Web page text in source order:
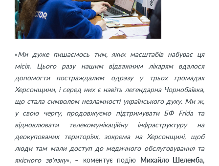
«Ми дуже пишаємось тим, яких масштабів набуває ця
місія. Цього разу нашим відважним лікарям вдалося
допомогти постраждалим одразу у трьох громадах
Херсонщини, і серед них є навіть легендарна Чорнобаївка,
що стала символом незламності українського духу. Ми ж,
у свою чергу, продовжуємо підтримувати БФ Frida та
відновлювати телекомунікаційну інфраструктуру на
деокупованих територіях, зокрема на Херсонщині, щоб
люди там мали доступ до медичного обслуговування та
якісного зв'язку», – коментує подію Михайло Шелемба,